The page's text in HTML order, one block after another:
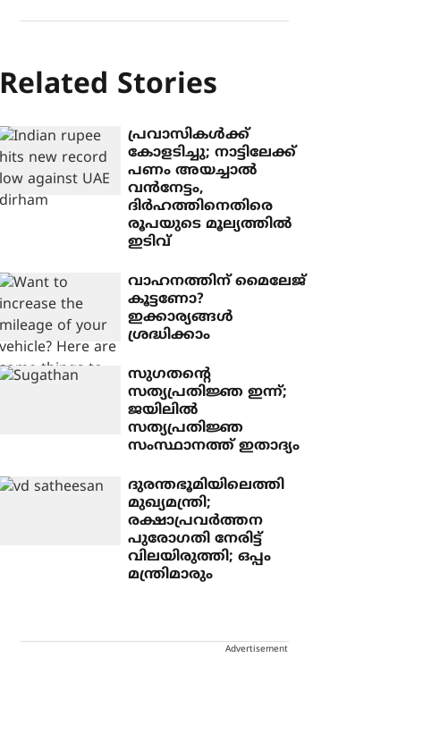
Related Stories
പ്രവാസികള്‍ക്ക്
കോളടിച്ചു; നാട്ടിലേക്ക്
പണം അയച്ചാല്‍
വന്‍നേട്ടം,
ദിര്‍ഹത്തിനെതിരെ
രൂപയുടെ മൂല്യത്തില്‍
ഇടിവ്
വാഹനത്തിന് മൈലേജ്
കൂട്ടണോ?
ഇക്കാര്യങ്ങള്‍
ശ്രദ്ധിക്കാം
സുഗതന്റെ
സത്യപ്രതിജ്ഞ ഇന്ന്;
ജയിലില്‍
സത്യപ്രതിജ്ഞ
സംസ്ഥാനത്ത് ഇതാദ്യം
ദുരന്തഭൂമിയിലെത്തി
മുഖ്യമന്ത്രി;
രക്ഷാപ്രവര്‍ത്തന
പുരോഗതി നേരിട്ട്
വിലയിരുത്തി; ഒപ്പം
മന്ത്രിമാരും
Advertisement